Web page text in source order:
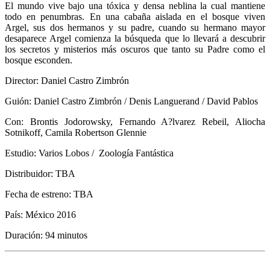
El mundo vive bajo una tóxica y densa neblina la cual mantiene
todo en penumbras. En una cabaña aislada en el bosque viven
Argel, sus dos hermanos y su padre, cuando su hermano mayor
desaparece Argel comienza la búsqueda que lo llevará a descubrir
los secretos y misterios más oscuros que tanto su Padre como el
bosque esconden.
Director: Daniel Castro Zimbrón
Guión: Daniel Castro Zimbrón / Denis Languerand / David Pablos
Con: Brontis Jodorowsky, Fernando A?lvarez Rebeil, Aliocha
Sotnikoff, Camila Robertson Glennie
Estudio: Varios Lobos / Zoología Fantástica
Distribuidor: TBA
Fecha de estreno: TBA
País: México 2016
Duración: 94 minutos